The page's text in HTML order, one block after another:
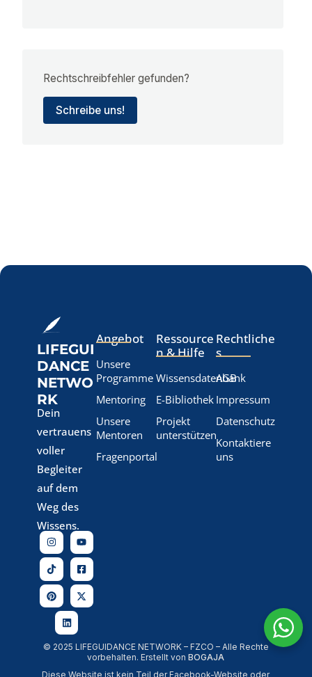
Rechtschreibfehler gefunden?
Schreibe uns!
LIFEGUI
DANCE
NETWO
RK
Dein
vertrauens
voller
Begleiter
auf dem
Weg des
Wissens.
Angebot
Unsere
Programme
Mentoring
Unsere
Mentoren
Fragenportal
Ressource
n & Hilfe
Wissensdatenbank
E-Bibliothek
Projekt
unterstützen
Rechtliche
s
AGB
Impressum
Datenschutz
Kontaktiere
uns
© 2025 LIFEGUIDANCE NETWORK – FZCO – Alle Rechte
vorbehalten. Erstellt vonBOGAJA
Diese Website ist kein Teil der Facebook-Website oder